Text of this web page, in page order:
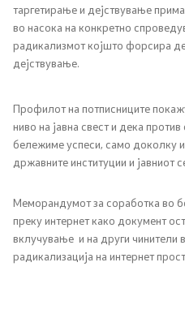
таргетирање и дејствување
во насока на конкретно
радикализмот којшто форсира
дејствување.
Профилот на потписниците
ниво на јавна свест и дека
бележиме успеси, само доколку
државните институции и јавниот
Меморандумот за соработка во
преку интернет како документ
вклучување и на други чинители
радикализација на интернет